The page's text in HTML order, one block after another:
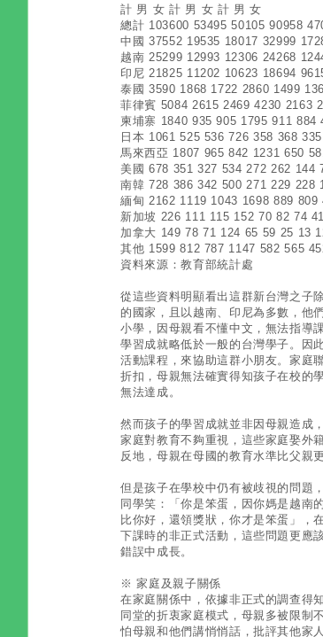
計 男 女 計 男 女 計 男 女
總計 103600 53495 50105 90958
中國 37552 19535 18017 32999
越南 25299 12993 12306 24268
印尼 21825 11202 10623 18694
泰國 3590 1868 1722 2860 1499
菲律賓 5084 2615 2469 4230 2163
柬埔寨 1840 935 905 1795 911 884
日本 1061 525 536 726 358 368
馬來西亞 1807 965 842 1231 650
美國 678 351 327 534 272 262 144
南韓 728 386 342 500 271 229 228
緬甸 2162 1119 1043 1698 889 809
新加坡 226 111 115 152 70 82 74
加拿大 149 78 71 124 65 59 25 13
其他 1599 812 787 1147 582 565
資料來源：教育部統計處
從這些資料明顯看出這群新台灣之子
的國家，且以越南、印尼為多數，他
小學，因母親看不懂中文，無法指導
學習成就略低於一般的台灣學子。因
活動課程，來協助這群小朋友。家庭
折扣，母親無法確實得知孩子在校的
無法達成。
然而孩子的學習成就並非因母親造成
家庭對教育不夠重視，這些家庭娶外
反地，母親在母國的教育水準比父親
但是孩子在學校中仍有被歧視的問題
同學笑：「你是笨蛋，因你媽是越南
比你好，還領獎狀，你才是笨蛋」，
下課時的非正式活動，這些問題更應
錯誤中成長。
※ 家庭及親子關係
在家庭關係中，依據非正式的調查得
同堂的折衷家庭模式，母親多被限制
怕母親和他們講悄悄話，批評其他家